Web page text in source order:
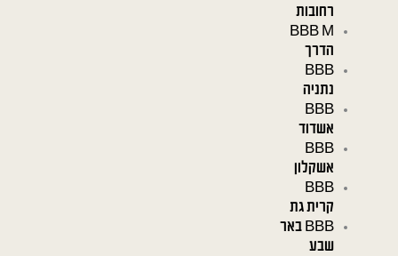
רחובות
BBB M
הדרך
BBB
נתניה
BBB
אשדוד
BBB
אשקלון
BBB
קרית גת
BBB באר
שבע